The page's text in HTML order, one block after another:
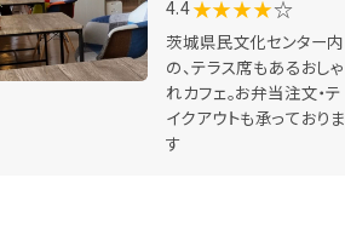
4.4★★★★☆
茨城県民文化センター内
の、テラス席もあるおしゃ
れカフェ。お弁当注文・テ
イクアウトも承っておりま
す